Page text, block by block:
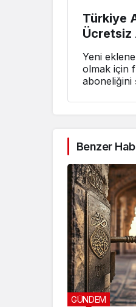
Türkiye
Ücretsiz
Yeni
olmak için
aboneliğini
Benzer
GÜNDEM